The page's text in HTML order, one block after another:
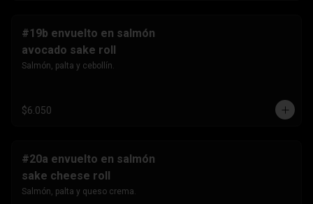
#19b envuelto en salmón
avocado sake roll
Salmón, palta y cebollín.
$6.050
#20a envuelto en salmón
sake cheese roll
Salmón, palta y queso crema.